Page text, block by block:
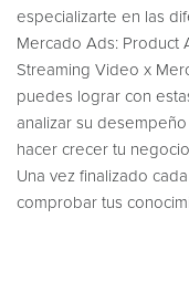
especializarte en las
Mercado Ads: Product
Streaming Video x
puedes lograr con
analizar su
hacer crecer tu
Una vez finalizado
comprobar tus